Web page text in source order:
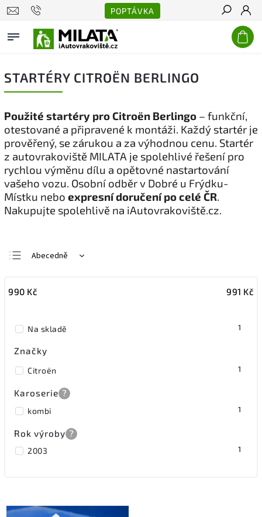
POPTÁVKA
Hledat
STARTÉRY CITROËN BERLINGO
Použité startéry pro Citroën Berlingo – funkční,
otestované a připravené k montáži. Každý startér je
prověřený, se zárukou a za výhodnou cenu. Startér
z autovrakoviště MILATA je spolehlivé řešení pro
rychlou výměnu dílu a opětovné nastartování
vašeho vozu. Osobní odběr v Dobré u Frýdku-
Místku nebo expresní doručení po celé ČR.
Nakupujte spolehlivě na iAutovrakoviště.cz.
Abecedně
Nejdražší
990 Kč 991 Kč
Na skladě 1
Značky
Citroën 1
Karoserie ?
kombi 1
Rok výroby ?
2003 1